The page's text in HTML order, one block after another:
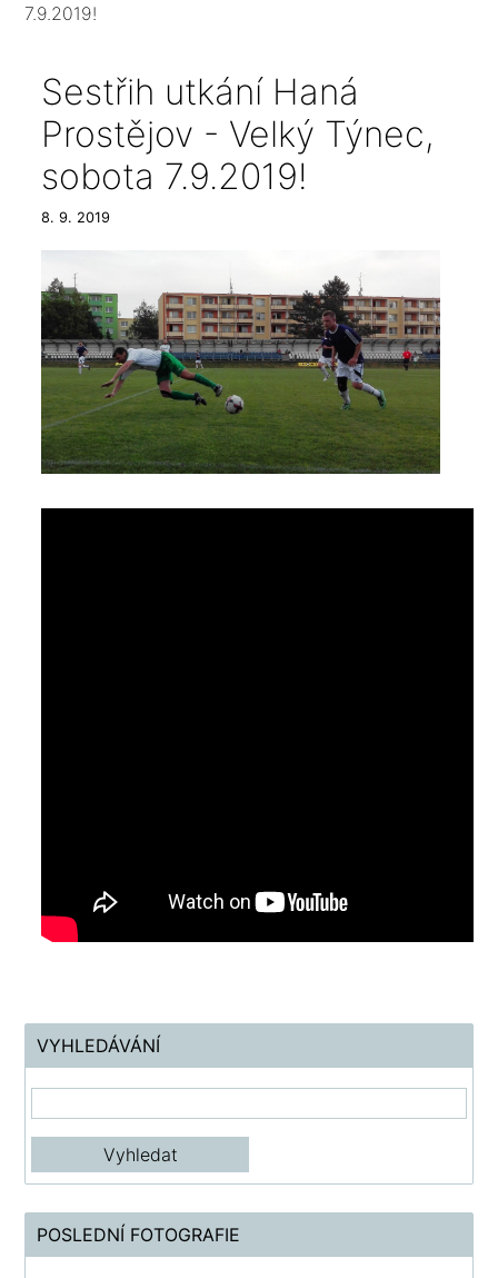
7.9.2019!
Sestřih utkání Haná
Prostějov - Velký Týnec,
sobota 7.9.2019!
8. 9. 2019
VYHLEDÁVÁNÍ
POSLEDNÍ FOTOGRAFIE